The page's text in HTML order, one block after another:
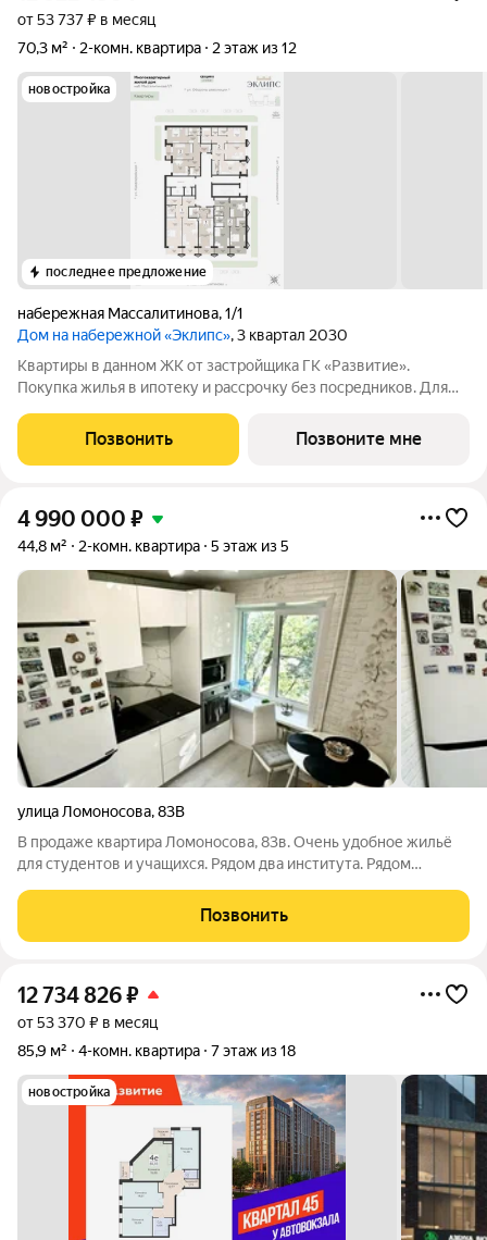
от 53 737 ₽ в месяц
70,3 м²
2-комн. квартира 2 этаж из 12
новостройка
последнее предложение
набережная Массалитинова,1/1
Дом на набережной «Эклипс», 3 квартал 2030
Квартиры в данном ЖК от застройщика ГК «Развитие».
Покупка жилья в ипотеку и рассрочку без посредников. Для
обращайтесь в отдел продаж застройщика.
Позвонить Позвоните мне
4 990 000 ₽
44,8 м² 2-комн. квартира 5 этаж из 5
улица Ломоносова,83В
В продаже квартира Ломоносова, 83в. Очень удобное жильё
для студентов и учащихся. Рядом два института. Рядом
Воронежский рынок. В 3 минутах лес, пляж. Областная детская
и взрослая больницы.
Позвонить
12 734 826₽
от 53 370 ₽ в месяц
85,9 м²
4-комн. квартира 7 этаж из 18
новостройка